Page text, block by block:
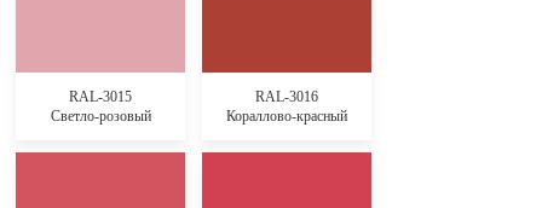
RAL-3015
Светло-розовый
RAL-3016
Кораллово-красный